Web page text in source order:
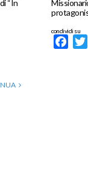
“In
condividi su